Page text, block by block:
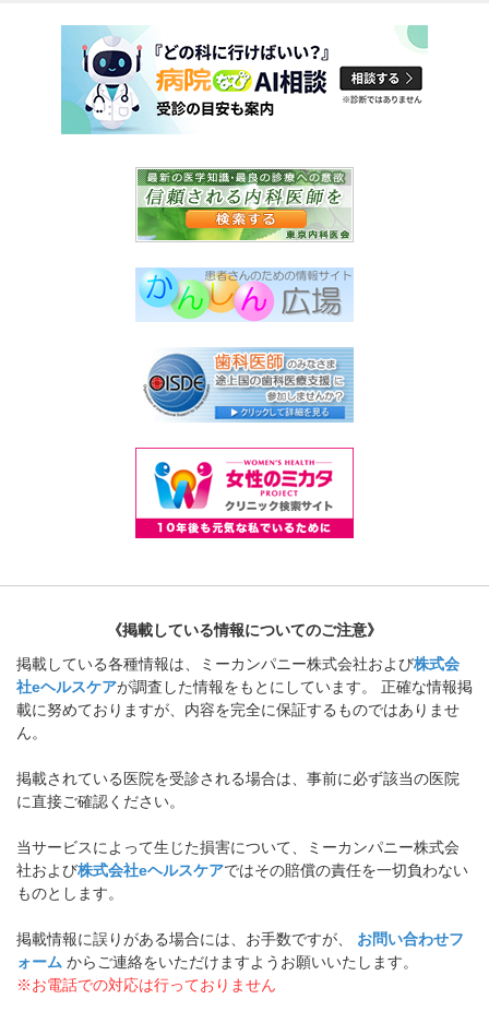
《掲載している情報についてのご注意》
掲載している各種情報は、ミーカンパニー株式会社および株式会
社eヘルスケアが調査した情報をもとにしています。 正確な情報掲
載に努めておりますが、内容を完全に保証するものではありませ
ん。
掲載されている医院を受診される場合は、事前に必ず該当の医院
に直接ご確認ください。
当サービスによって生じた損害について、ミーカンパニー株式会
社および株式会社eヘルスケアではその賠償の責任を一切負わない
ものとします。
掲載情報に誤りがある場合には、お手数ですが、 お問い合わせフ
ォーム からご連絡をいただけますようお願いいたします。
※お電話での対応は行っておりません